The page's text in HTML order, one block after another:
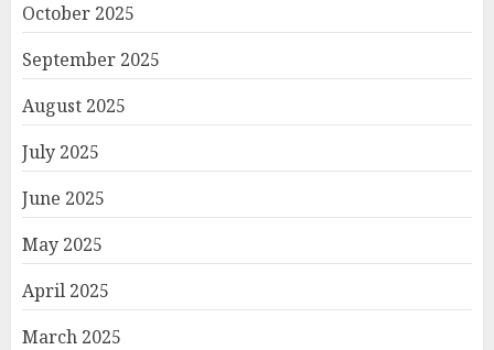
October 2025
September 2025
August 2025
July 2025
June 2025
May 2025
April 2025
March 2025